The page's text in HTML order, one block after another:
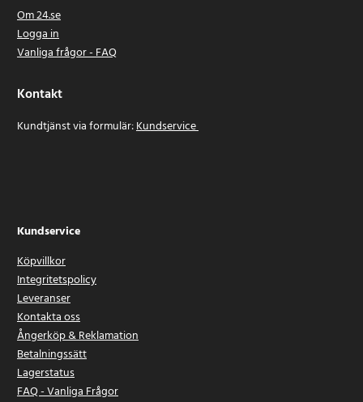
Om 24.se
Logga in
Vanliga frågor - FAQ
Kontakt
Kundtjänst via formulär:Kundservice
Kundservice
Köpvillkor
Integritetspolicy
Leveranser
Kontakta oss
Ångerköp & Reklamation
Betalningssätt
Lagerstatus
FAQ - Vanliga Frågor